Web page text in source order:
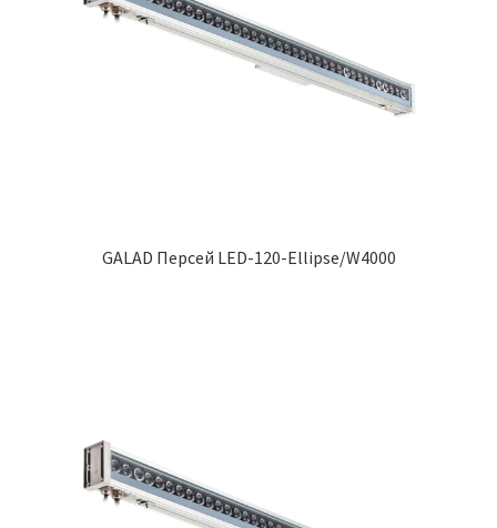
GALAD Персей LED-120-Ellipse/W4000